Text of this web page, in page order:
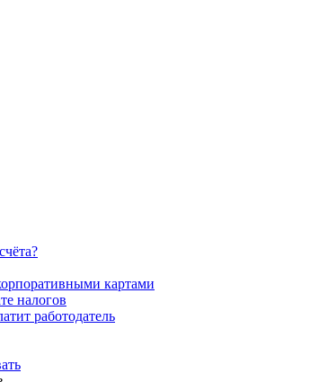
картами
налогов
работодатель